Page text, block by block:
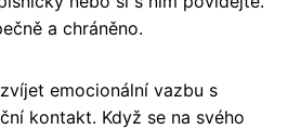
a chráněno.
emocionální vazbu s
kontakt. Když se na svého